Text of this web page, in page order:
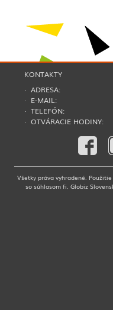
KONTAKTY
· ADRESA:
· E-MAIL:
· TELEFÓN:
· OTVÁRACIE HODINY:
Všetky práva vyhradené.
so súhlasom fi. Globiz